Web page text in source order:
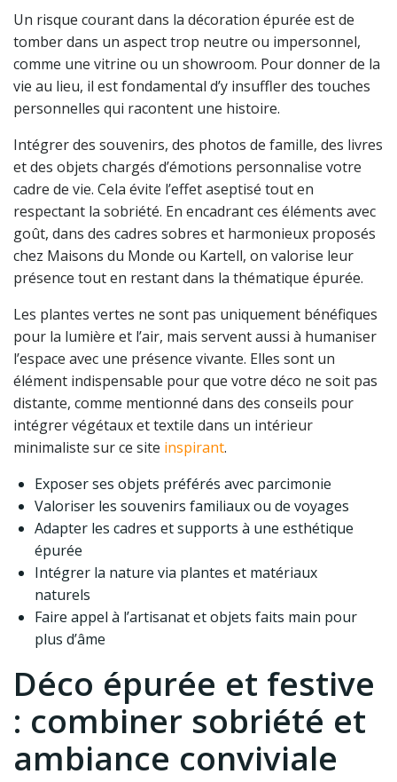
Un risque courant dans la décoration épurée est de
tomber dans un aspect trop neutre ou impersonnel,
comme une vitrine ou un showroom. Pour donner de la
vie au lieu, il est fondamental d’y insuffler des touches
personnelles qui racontent une histoire.
Intégrer des souvenirs, des photos de famille, des livres
et des objets chargés d’émotions personnalise votre
cadre de vie. Cela évite l’effet aseptisé tout en
respectant la sobriété. En encadrant ces éléments avec
goût, dans des cadres sobres et harmonieux proposés
chez Maisons du Monde ou Kartell, on valorise leur
présence tout en restant dans la thématique épurée.
Les plantes vertes ne sont pas uniquement bénéfiques
pour la lumière et l’air, mais servent aussi à humaniser
l’espace avec une présence vivante. Elles sont un
élément indispensable pour que votre déco ne soit pas
distante, comme mentionné dans des conseils pour
intégrer végétaux et textile dans un intérieur
minimaliste sur ce site inspirant.
Exposer ses objets préférés avec parcimonie
Valoriser les souvenirs familiaux ou de voyages
Adapter les cadres et supports à une esthétique
épurée
Intégrer la nature via plantes et matériaux
naturels
Faire appel à l’artisanat et objets faits main pour
plus d’âme
Déco épurée et festive
: combiner sobriété et
ambiance conviviale